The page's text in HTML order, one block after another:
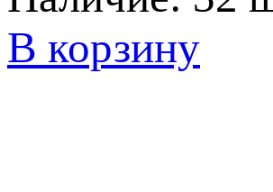
В корзину